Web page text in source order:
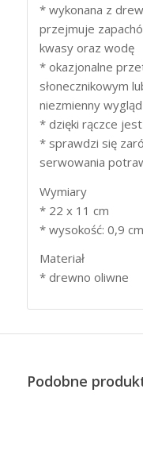
* wykonana z
przejmuje
kwasy oraz wodę
* okazjonalne
słonecznikowym
niezmienny wygląd
* dzięki rączce
* sprawdzi się
serwowania
Wymiary
* 22 x 11 cm
* wysokość: 0,9 cm
Materiał
* drewno oliwne
Podobne